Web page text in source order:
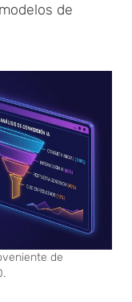
de
de